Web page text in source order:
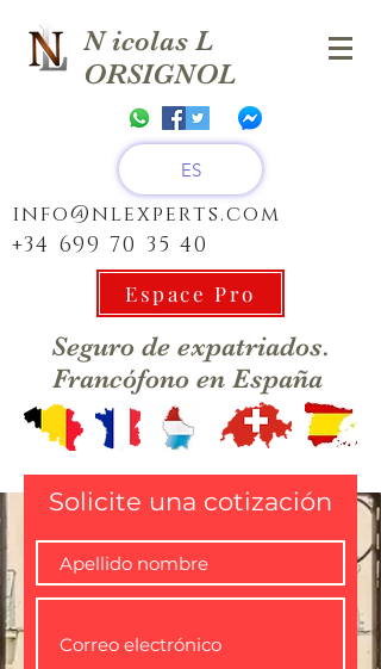
N icolas L
ORSIGNOL
ES
info@nlexperts.com
+34 699 70 35 40
Espace Pro
Seguro de expatriados.
Francófono en España
Solicite una cotización